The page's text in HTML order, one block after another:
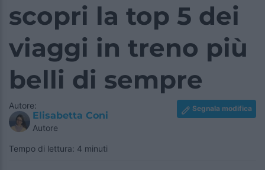
scopri la top 5 dei
viaggi in treno più
belli di sempre
Autore:
Elisabetta Coni
Autore
Segnala modifica
Tempo di lettura: 4 minuti